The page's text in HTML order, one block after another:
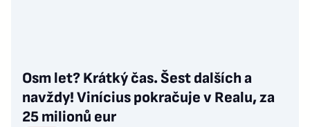
Osm let? Krátký čas. Šest dalších a
navždy! Vinícius pokračuje v Realu, za
25 milionů eur